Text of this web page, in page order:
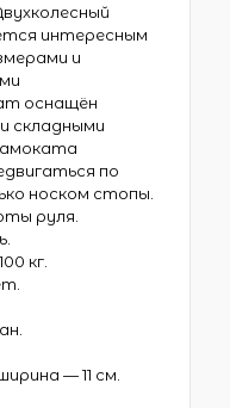
интересным
и
оснащён
складными
по
носком стопы.
руля.
кг.
— 11 см.